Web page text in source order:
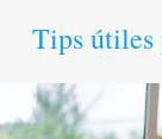
Tips útiles